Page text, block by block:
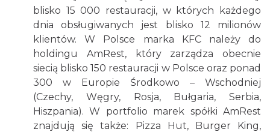
blisko 15 000 restauracji, w których każdego
dnia obsługiwanych jest blisko 12 milionów
klientów. W Polsce marka KFC należy do
holdingu AmRest, który zarządza obecnie
siecią blisko 150 restauracji w Polsce oraz ponad
300 w Europie Środkowo – Wschodniej
(Czechy, Węgry, Rosja, Bułgaria, Serbia,
Hiszpania). W portfolio marek spółki AmRest
znajdują się także: Pizza Hut, Burger King,